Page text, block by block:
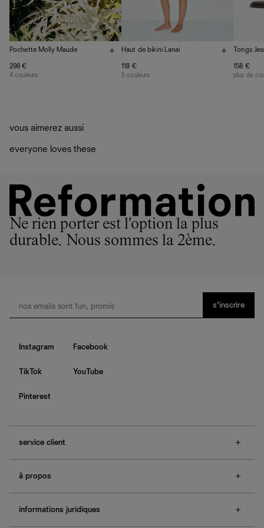
Pochette Molly Maude
298 €
4 couleurs
Haut de bikini Lanai
118 €
5 couleurs
Tongs
158 €
plus de
vous aimerez aussi
everyone loves these
Ne rien porter est l'option la plus
durable. Nous sommes la 2ème.
s’inscrire
Instagram Facebook
TikTok YouTube
Pinterest
service client
contactez-nous
guide des tailles
e-cartes cadeaux
à propos
boutiques
informations juridiques